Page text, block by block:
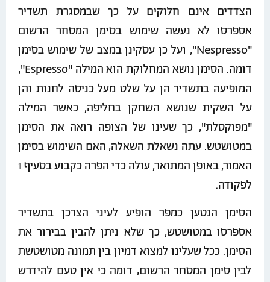
הצדדים אינם חלוקים על כך שבמסגרת תשדיר
אספרסו לא נעשה שימוש בסימן המסחר הרשום
"Nespresso", ועל כן עסקינן במצב של שימוש בסימן
דומה. הסימן נושא המחלוקת הוא המילה "Espresso",
המופיעה בתשדיר הן על שלט מעל כניסה לחנות והן
על השקית שנושא השחקן בחליפה, כאשר המילה
"מפוקסלת", כך שעינו של הצופה רואה את הסימן
במטושטש. עתה נשאלת השאלה, האם השימוש בסימן
האמור, באופן המתואר, עולה כדי הפרה כקבוע בסעיף 1
לפקודה.
הסימן הנטען כמפר הופיע לעיני הצרכן בתשדיר
אספרסו במטושטש, כך שלא ניתן להבין בבירור את
הסימן. ככל שעלינו למצוא דמיון בין תמונה מטושטשת
לבין סימן המסחר הרשום, דומה כי אין טעם להידרש